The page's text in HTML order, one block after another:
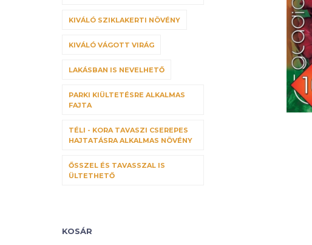
KIVÁLÓ SZIKLAKERTI NÖVÉNY
KIVÁLÓ VÁGOTT VIRÁG
LAKÁSBAN IS NEVELHETŐ
PARKI KIÜLTETÉSRE ALKALMAS
FAJTA
TÉLI - KORA TAVASZI CSEREPES
HAJTATÁSRA ALKALMAS NÖVÉNY
ŐSSZEL ÉS TAVASSZAL IS
ÜLTETHETŐ
KOSÁR